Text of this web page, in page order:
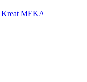
Kreat MEKA